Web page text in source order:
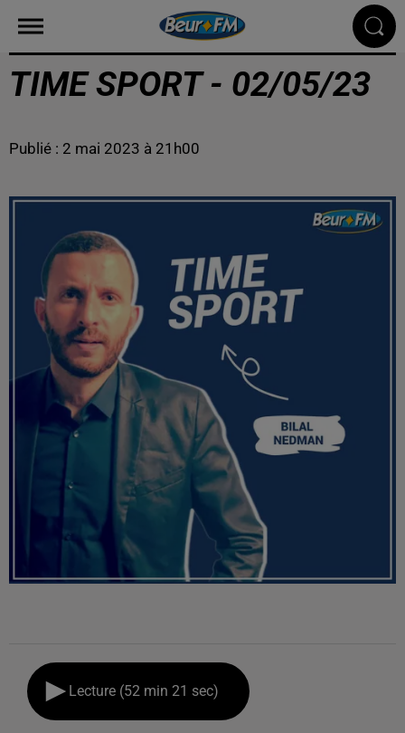
TIME SPORT - 02/05/23
Publié : 2 mai 2023 à 21h00
Lecture (52 min 21 sec)